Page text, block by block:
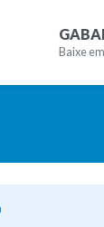
Baixe